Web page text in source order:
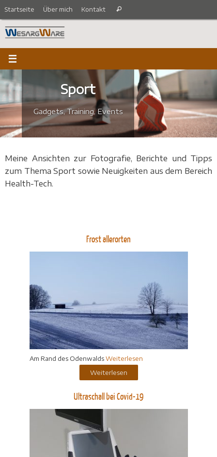
Zum
Inhalt
springen
Startseite Über mich Kontakt
nach:
Suchen
Sport
Gadgets, Training, Events
Meine Ansichten zur Fotografie, Berichte und Tipps
zum Thema Sport sowie Neuigkeiten aus dem Bereich
Health-Tech.
Frost allerorten
Am Rand des OdenwaldsWeiterlesen
Weiterlesen
Ultraschall bei Covid-19